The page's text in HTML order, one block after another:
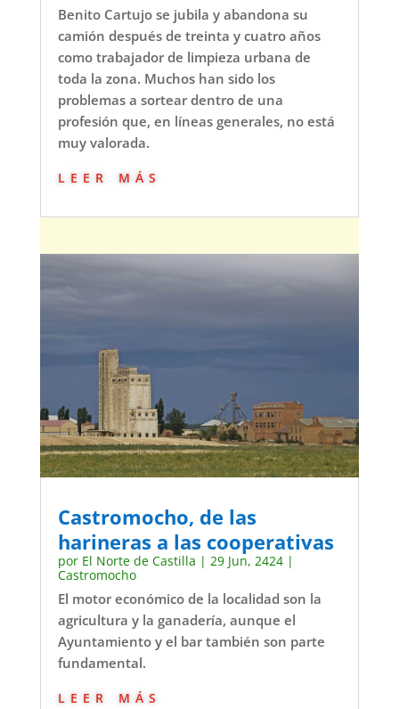
Benito Cartujo se jubila y abandona su
camión después de treinta y cuatro años
como trabajador de limpieza urbana de
toda la zona. Muchos han sido los
problemas a sortear dentro de una
profesión que, en líneas generales, no está
muy valorada.
leer más
Castromocho, de las
harineras a las cooperativas
por El Norte de Castilla | 29 Jun, 2424|
Castromocho
El motor económico de la localidad son la
agricultura y la ganadería, aunque el
Ayuntamiento y el bar también son parte
fundamental.
leer más